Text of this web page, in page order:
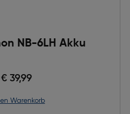
NB-6LH Akku
€ 39,99
Warenkorb